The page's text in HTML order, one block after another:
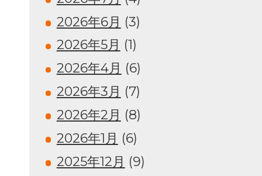
2026年6月 (3)
2026年5月 (1)
2026年4月 (6)
2026年3月 (7)
2026年2月 (8)
2026年1月 (6)
2025年12月 (9)